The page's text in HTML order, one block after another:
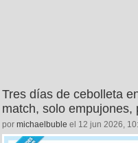
Tres días de cebolleta
match, solo empujones,
por michaelbuble el 12 jun 2026,